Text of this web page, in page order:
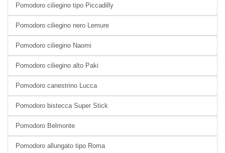
Pomodoro ciliegino tipo Piccadilly
Pomodoro ciliegino nero Lemure
Pomodoro ciliegino Naomi
Pomodoro ciliegino alto Paki
Pomodoro canestrino Lucca
Pomodoro bistecca Super Stick
Pomodoro Belmonte
Pomodoro allungato tipo Roma